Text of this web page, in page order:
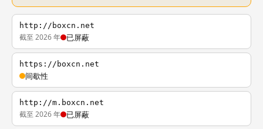
http://boxcn.net
截至 2026 年 已屏蔽
https://boxcn.net
间歇性
http://m.boxcn.net
截至 2026 年 已屏蔽